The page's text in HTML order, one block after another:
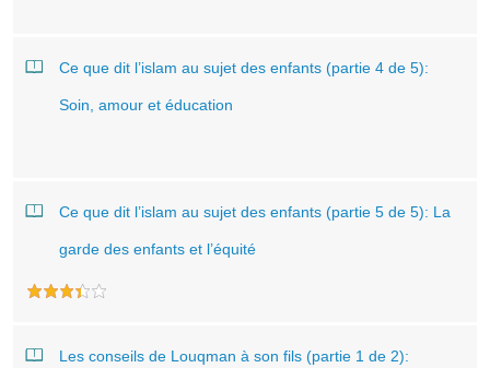
Ce que dit l’islam au sujet des enfants (partie 4 de 5):
Soin, amour et éducation
Ce que dit l’islam au sujet des enfants (partie 5 de 5): La
garde des enfants et l’équité
Les conseils de Louqman à son fils (partie 1 de 2):